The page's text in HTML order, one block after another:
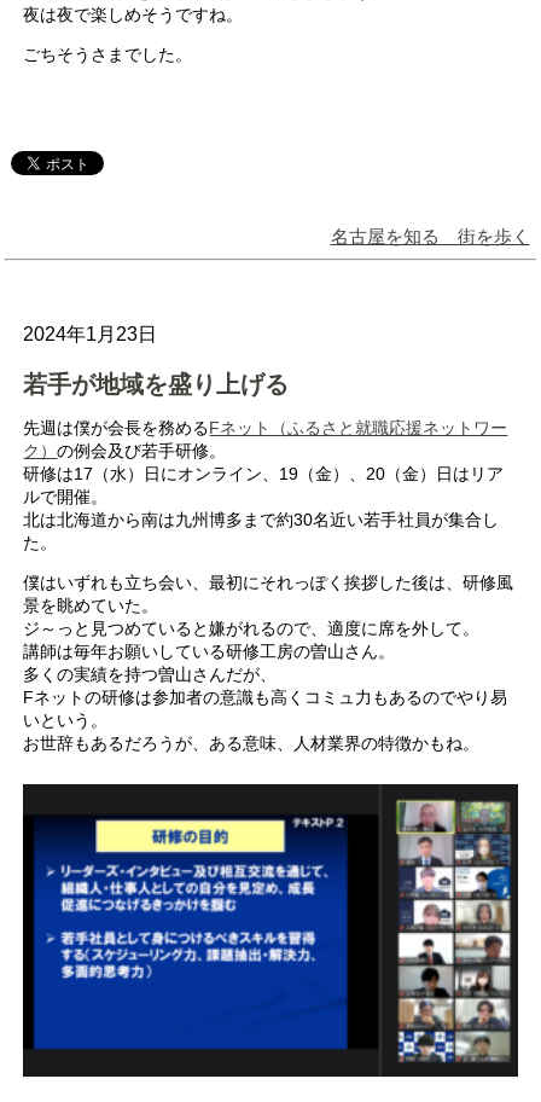
夜は夜で楽しめそうですね。
ごちそうさまでした。
名古屋を知る 街を歩く
2024年1月23日
若手が地域を盛り上げる
先週は僕が会長を務めるFネット（ふるさと就職応援ネットワー
ク）の例会及び若手研修。
研修は17（水）日にオンライン、19（金）、20（金）日はリア
ルで開催。
北は北海道から南は九州博多まで約30名近い若手社員が集合し
た。
僕はいずれも立ち会い、最初にそれっぽく挨拶した後は、研修風
景を眺めていた。
ジ～っと見つめていると嫌がれるので、適度に席を外して。
講師は毎年お願いしている研修工房の曽山さん。
多くの実績を持つ曽山さんだが、
Fネットの研修は参加者の意識も高くコミュ力もあるのでやり易
いという。
お世辞もあるだろうが、ある意味、人材業界の特徴かもね。